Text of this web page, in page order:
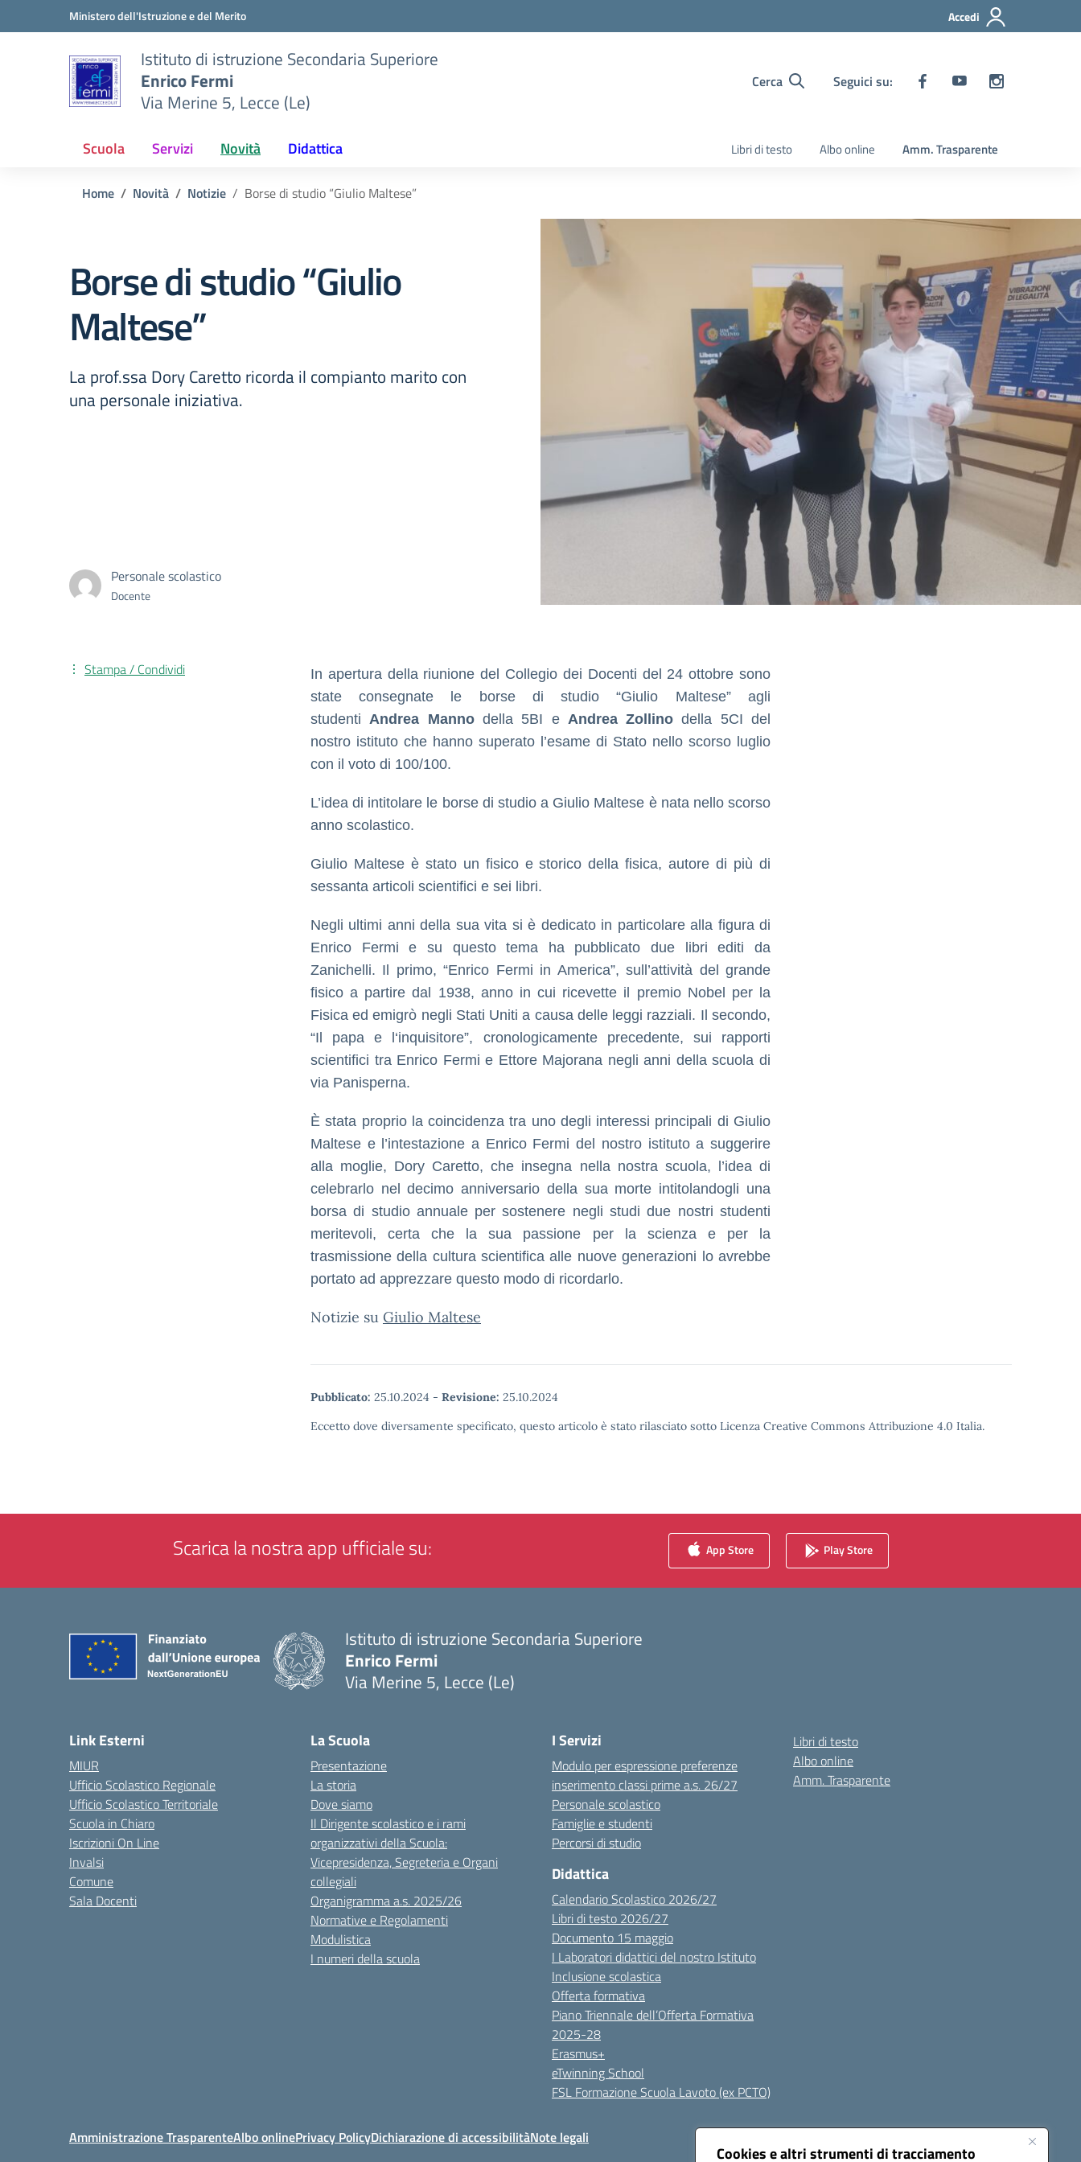
Cookies e altri strumenti di tracciamento
Vai ai contenuti
Vai al menu di navigazioneMinistero dell'Istruzione e del Merito Accedi
Istituto di istruzione Secondaria Superiore
Enrico Fermi
Via Merine 5, Lecce (Le)
Cerca Seguici su:
Scuola Servizi Novità Didattica Libri di testo Albo online Amm. Trasparente
Home Novità Notizie Borse di studio “Giulio Maltese”
Borse di studio “Giulio
Maltese”
La prof.ssa Dory Caretto ricorda il compianto marito con
una personale iniziativa.
Personale scolastico
Docente
In apertura della riunione del Collegio dei Docenti del 24 ottobre sono
state consegnate le borse di studio “Giulio Maltese” agli
studentiAndrea Mannodella 5BI e Andrea Zollinodella 5CI del
nostro istituto che hanno superato l’esame di Stato nello scorso luglio
con il voto di 100/100.
L’idea di intitolare le borse di studio a Giulio Maltese è nata nello scorso
anno scolastico.
Giulio Maltese è stato un fisico e storico della fisica, autore di più di
sessanta articoli scientifici e sei libri.
Negli ultimi anni della sua vita si è dedicato in particolare alla figura di
Enrico Fermi e su questo tema ha pubblicato due libri editi da
Zanichelli. Il primo, “Enrico Fermi in America”, sull’attività del grande
fisico a partire dal 1938, anno in cui ricevette il premio Nobel per la
Fisica ed emigrò negli Stati Uniti a causa delle leggi razziali. Il secondo,
“Il papa e l‘inquisitore”, cronologicamente precedente, sui rapporti
scientifici tra Enrico Fermi e Ettore Majorana negli anni della scuola di
via Panisperna.
È stata proprio la coincidenza tra uno degli interessi principali di Giulio
Maltese e l’intestazione a Enrico Fermi del nostro istituto a suggerire
alla moglie, Dory Caretto, che insegna nella nostra scuola, l’idea di
celebrarlo nel decimo anniversario della sua morte intitolandogli una
borsa di studio annuale per sostenere negli studi due nostri studenti
meritevoli, certa che la sua passione per la scienza e per la
trasmissione della cultura scientifica alle nuove generazioni lo avrebbe
portato ad apprezzare questo modo di ricordarlo.
Notizie su Giulio Maltese
Pubblicato: 25.10.2024 - Revisione: 25.10.2024
Eccetto dove diversamente specificato, questo articolo è stato rilasciato sotto Licenza Creative Commons Attribuzione 4.0 Italia.
Stampa / Condividi
Scarica la nostra app ufficiale su: App Store Play Store
Istituto di istruzione Secondaria Superiore
Enrico Fermi
Via Merine 5, Lecce (Le)
Link Esterni
MIUR
Ufficio Scolastico Regionale
Ufficio Scolastico Territoriale
Scuola in Chiaro
Iscrizioni On Line
Invalsi
Comune
Sala Docenti
La Scuola
Presentazione
La storia
Dove siamo
Il Dirigente scolastico e i rami
organizzativi della Scuola:
Vicepresidenza, Segreteria e Organi
collegiali
Organigramma a.s. 2025/26
Normative e Regolamenti
Modulistica
I numeri della scuola
I Servizi
Modulo per espressione preferenze
inserimento classi prime a.s. 26/27
Personale scolastico
Famiglie e studenti
Percorsi di studio
Didattica
Calendario Scolastico 2026/27
Libri di testo 2026/27
Documento 15 maggio
I Laboratori didattici del nostro Istituto
Inclusione scolastica
Offerta formativa
Piano Triennale dell’Offerta Formativa
2025-28
Erasmus+
eTwinning School
FSL Formazione Scuola Lavoto (ex PCTO)
Libri di testo
Albo online
Amm. Trasparente
Amministrazione TrasparenteAlbo onlinePrivacy PolicyDichiarazione di accessibilitàNote legali Seguici su: